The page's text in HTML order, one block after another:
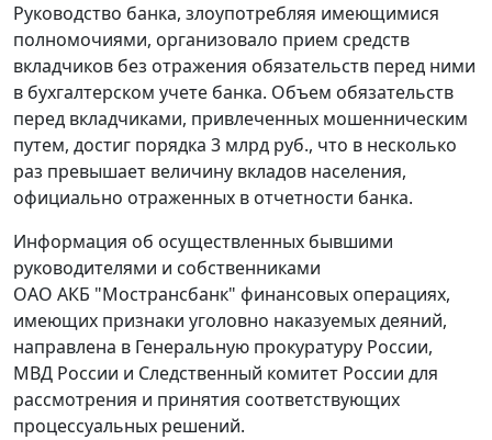
Руководство банка, злоупотребляя имеющимися
полномочиями, организовало прием средств
вкладчиков без отражения обязательств перед ними
в бухгалтерском учете банка. Объем обязательств
перед вкладчиками, привлеченных мошенническим
путем, достиг порядка 3 млрд руб., что в несколько
раз превышает величину вкладов населения,
официально отраженных в отчетности банка.
Информация об осуществленных бывшими
руководителями и собственниками
ОАО АКБ "Мострансбанк" финансовых операциях,
имеющих признаки уголовно наказуемых деяний,
направлена в Генеральную прокуратуру России,
МВД России и Следственный комитет России для
рассмотрения и принятия соответствующих
процессуальных решений.